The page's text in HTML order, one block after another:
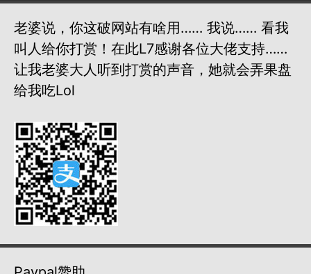
老婆说，你这破网站有啥用…… 我说…… 看我
叫人给你打赏！在此L7感谢各位大佬支持……
让我老婆大人听到打赏的声音，她就会弄果盘
给我吃lol